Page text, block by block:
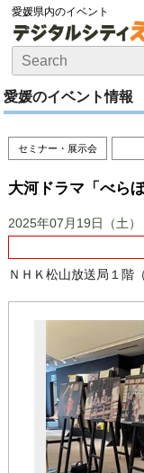
愛媛県内のイベント
愛媛のイベント情報
セミナー・展示会
大河ドラマ「べら
2025年07月19日（土）
ＮＨＫ松山放送局１階